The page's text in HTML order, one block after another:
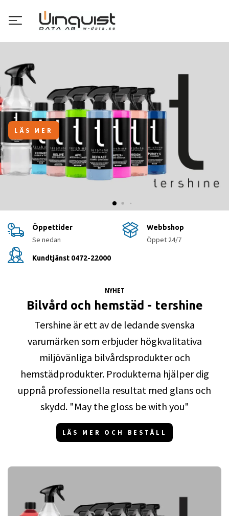
iPhone 16 Pro
Styrka. Skönhet. Titan.
LÄS MER OCH BESTÄLL
Öppettider
Se nedan
Webbshop
Öppet 24/7
Kundtjänst 0472-22000
NYHET
Bilvård och hemstäd - tershine
Tershine är ett av de ledande svenska
varumärken som erbjuder högkvalitativa
miljövänliga bilvårdsprodukter och
hemstädprodukter. Produkterna hjälper dig
uppnå professionella resultat med glans och
skydd. "May the gloss be with you"
LÄS MER OCH BESTÄLL